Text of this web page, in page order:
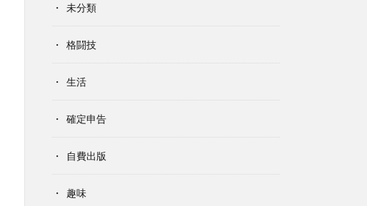
未分類
格闘技
生活
確定申告
自費出版
趣味